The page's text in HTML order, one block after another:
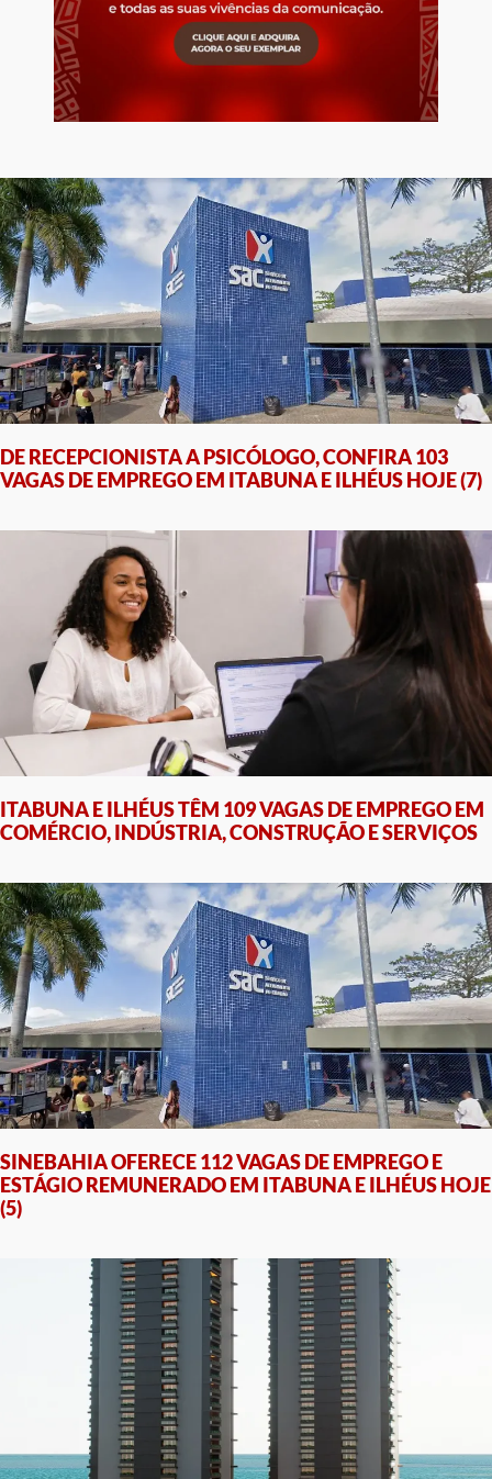
DE RECEPCIONISTA A PSICÓLOGO, CONFIRA 103
VAGAS DE EMPREGO EM ITABUNA E ILHÉUS HOJE (7)
ITABUNA E ILHÉUS TÊM 109 VAGAS DE EMPREGO EM
COMÉRCIO, INDÚSTRIA, CONSTRUÇÃO E SERVIÇOS
SINEBAHIA OFERECE 112 VAGAS DE EMPREGO E
ESTÁGIO REMUNERADO EM ITABUNA E ILHÉUS HOJE
(5)